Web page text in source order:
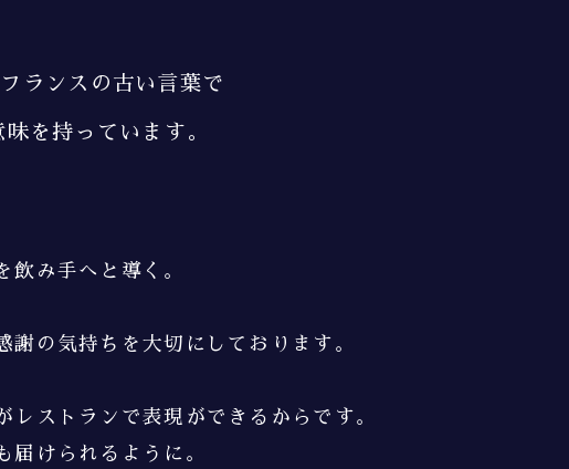
フランスの古い言葉で
味を持っています。
飲み手へと導く。
謝の気持ちを 大切にしております。
レストランで表現ができるからです。
届けられるように。